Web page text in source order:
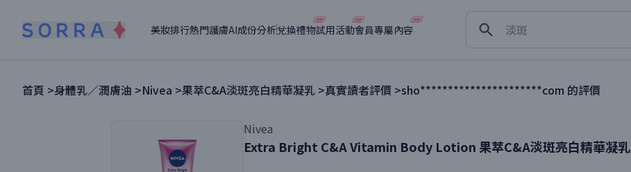
美妝排行熱門護膚AI成份分析兌換禮物試用活動會員專屬內容
淡斑
首頁 >身體乳／潤膚油 >Nivea >果萃C&A淡斑亮白精華凝乳 >真實讀者評價 >sho**********************com 的評價
Nivea
Extra Bright C&A Vitamin Body Lotion 果萃C&A淡斑亮白精華凝乳